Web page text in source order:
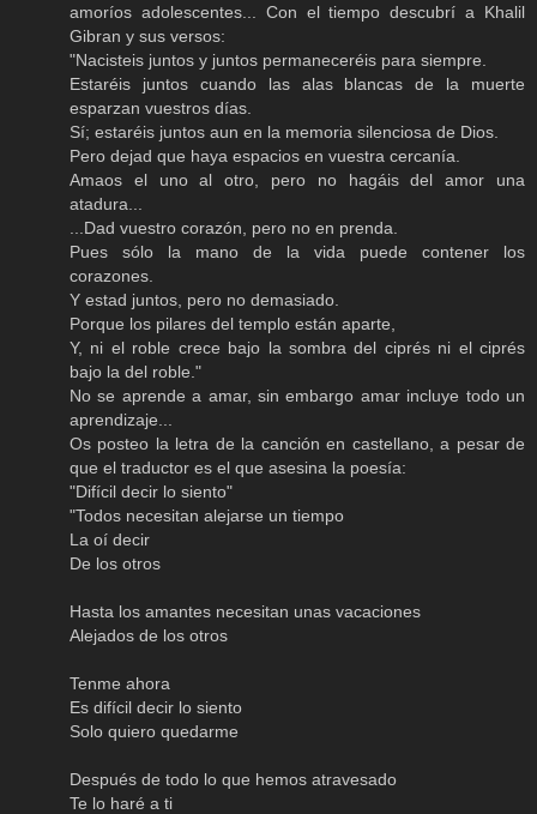
amoríos adolescentes... Con el tiempo descubrí a Khalil
Gibran y sus versos:
"Nacisteis juntos y juntos permaneceréis para siempre.
Estaréis juntos cuando las alas blancas de la muerte
esparzan vuestros días.
Sí; estaréis juntos aun en la memoria silenciosa de Dios.
Pero dejad que haya espacios en vuestra cercanía.
Amaos el uno al otro, pero no hagáis del amor una
atadura...
...Dad vuestro corazón, pero no en prenda.
Pues sólo la mano de la vida puede contener los
corazones.
Y estad juntos, pero no demasiado.
Porque los pilares del templo están aparte,
Y, ni el roble crece bajo la sombra del ciprés ni el ciprés
bajo la del roble."
No se aprende a amar, sin embargo amar incluye todo un
aprendizaje...
Os posteo la letra de la canción en castellano, a pesar de
que el traductor es el que asesina la poesía:
"Difícil decir lo siento"
"Todos necesitan alejarse un tiempo
La oí decir
De los otros
Hasta los amantes necesitan unas vacaciones
Alejados de los otros
Tenme ahora
Es difícil decir lo siento
Solo quiero quedarme
Después de todo lo que hemos atravesado
Te lo haré a ti